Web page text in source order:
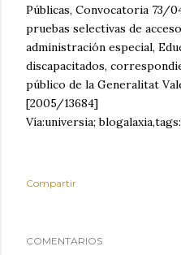
Públicas, Convocatoria 73/
pruebas selectivas de
administración especial,
discapacitados,
público de la Generalitat
[2005/13684]
Vía:universia; blogalaxia,tags:
Compartir
COMENTARIOS